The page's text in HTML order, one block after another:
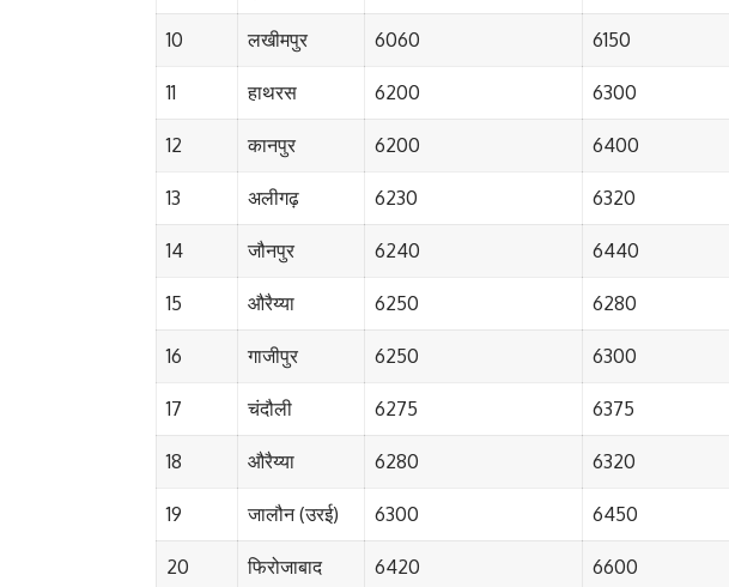
10 लखीमपुर 6060 6150
11 हाथरस 6200 6300
12 कानपुर 6200 6400
13 अलीगढ़ 6230 6320
14 जौनपुर 6240 6440
15 औरैय्या 6250 6280
16 गाजीपुर 6250 6300
17 चंदौली 6275 6375
18 औरैय्या 6280 6320
19 जालौन (उरई) 6300 6450
20 फिरोजाबाद 6420 6600